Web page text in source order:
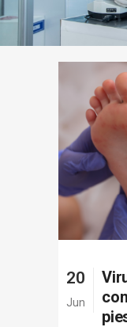
20
Jun